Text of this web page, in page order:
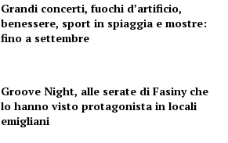
Grandi concerti, fuochi d’artificio,
benessere, sport in spiaggia e mostre:
fino a settembre
Groove Night, alle serate di Fasiny che
lo hanno visto protagonista in locali
emigliani